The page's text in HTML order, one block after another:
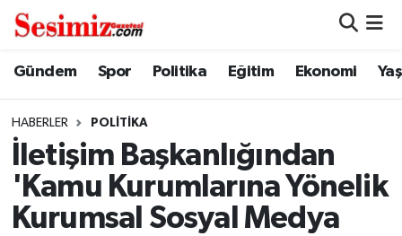
Gündem Spor Politika Eğitim Ekonomi
HABERLER POLITIKA
İletişim Başkanlığından
'Kamu Kurumlarına Yönelik
Kurumsal Sosyal Medya
Dünya
Ekonomi
Nöbetçi Eczaneler
Hava Durumu
Namaz Vakitleri
Trafik Durumu